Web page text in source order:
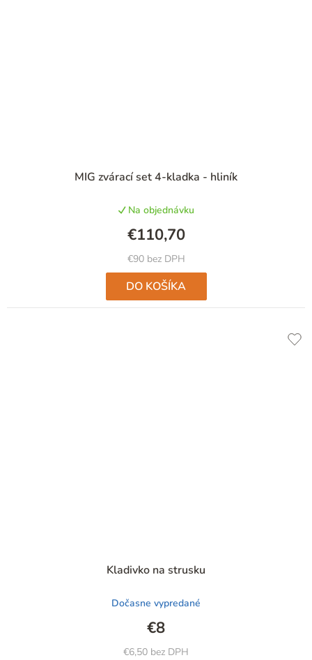
MIG zvárací set 4-kladka - hliník
Na objednávku
€90 bez DPH
€110,70
DO KOŠÍKA
Kladivko na strusku
hodnotenie
je
4,6
z
5
Dočasne vypredané
€6,50 bez DPH
€8